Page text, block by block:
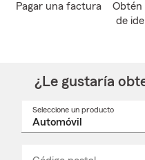
Pagar una factura
Obtén
de
¿Le gustaría
Seleccione un producto